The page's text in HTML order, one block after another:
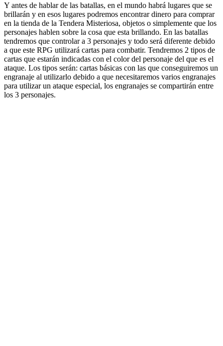
Y antes de hablar de las batallas, en el mundo habrá lugares que se
brillarán y en esos lugares podremos encontrar dinero para comprar
en la tienda de la Tendera Misteriosa, objetos o simplemente que los
personajes hablen sobre la cosa que esta brillando. En las batallas
tendremos que controlar a 3 personajes y todo será diferente debido
a que este RPG utilizará cartas para combatir. Tendremos 2 tipos de
cartas que estarán indicadas con el color del personaje del que es el
ataque. Los tipos serán: cartas básicas con las que conseguiremos un
engranaje al utilizarlo debido a que necesitaremos varios engranajes
para utilizar un ataque especial, los engranajes se compartirán entre
los 3 personajes.